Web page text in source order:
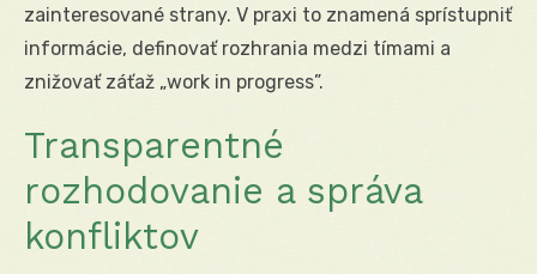
zainteresované strany. V praxi to znamená sprístupniť
informácie, definovať rozhrania medzi tímami a
znižovať záťaž „work in progress”.
Transparentné
rozhodovanie a správa
konfliktov